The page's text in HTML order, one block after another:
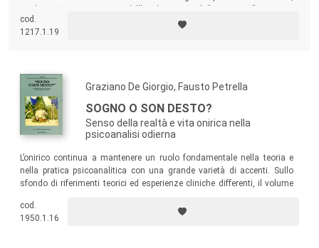
nella realtà virtuale.
cod.
1217.1.19
Graziano De Giorgio, Fausto Petrella
SOGNO O SON DESTO?
Senso della realtà e vita onirica nella
psicoanalisi odierna
L’onirico continua a mantenere un ruolo fondamentale nella teoria e
nella pratica psicoanalitica con una grande varietà di accenti. Sullo
sfondo di riferimenti teorici ed esperienze cliniche differenti, il volume
cod.
1950.1.16